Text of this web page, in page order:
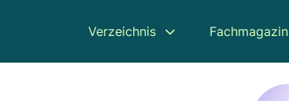
Verzeichnis Fachmagazin